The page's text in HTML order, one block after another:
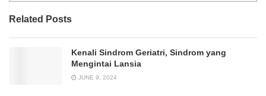
Related Posts
Kenali Sindrom Geriatri, Sindrom yang
Mengintai Lansia
JUNE 9, 2024